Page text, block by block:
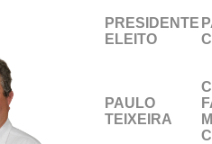
PRESIDENTE
ELEITO
PAULO
TEIXEIRA